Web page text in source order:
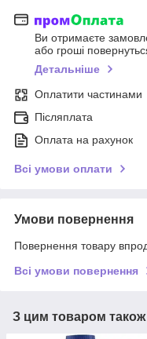
Ви отримаєте
або гроші
Детальніше
Оплатити частинами
Післяплата
Оплата на рахунок
Всі умови оплати
Умови повернення
Повернення товару
Всі умови повернення
З цим товаром